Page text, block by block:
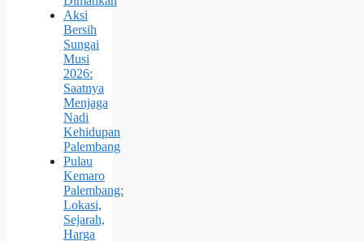
Aksi
Bersih
Sungai
Musi
2026:
Saatnya
Menjaga
Nadi
Kehidupan
Palembang
Pulau
Kemaro
Palembang:
Lokasi,
Sejarah,
Harga